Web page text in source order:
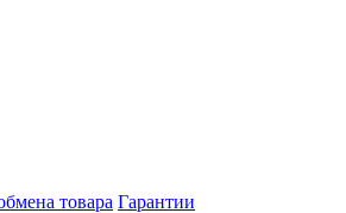
товара Гарантии